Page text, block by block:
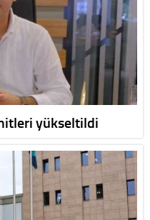
yükseltildi